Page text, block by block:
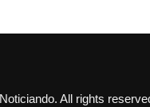
All rights